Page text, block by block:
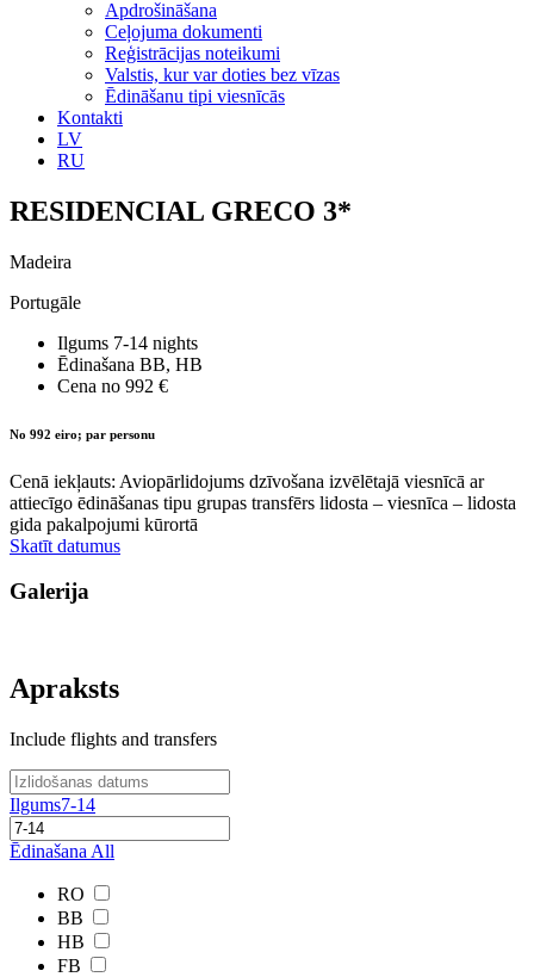
Apdrošināšana
Ceļojuma dokumenti
Reģistrācijas noteikumi
Valstis, kur var doties bez vīzas
Ēdināšanu tipi viesnīcās
Kontakti
LV
RU
RESIDENCIAL GRECO 3*
Madeira
Portugāle
Ilgums 7-14 nights
Ēdinašana BB, HB
Cena no 992 €
No 992 eiro; par personu
Cenā iekļauts: Aviopārlidojums dzīvošana izvēlētajā viesnīcā ar
attiecīgo ēdināšanas tipu grupas transfērs lidosta – viesnīca – lidosta
gida pakalpojumi kūrortā
Skatīt datumus
Galerija
Apraksts
Include flights and transfers
Ilgums7-14
Ēdinašana All
RO
BB
HB
FB